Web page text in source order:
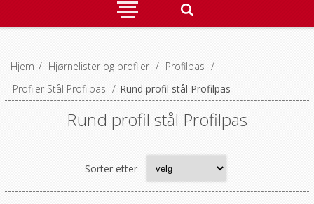
Hjem / Hjørnelister og profiler / Profilpas /
Profiler Stål Profilpas / Rund profil stål Profilpas
Rund profil stål Profilpas
Sorter etter